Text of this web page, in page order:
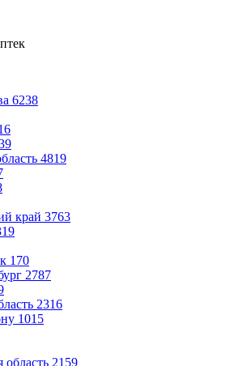
6238
4819
край 3763
170
2787
2316
1015
область 2159